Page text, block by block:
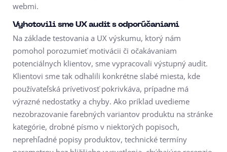
webmi.
Vyhotovili sme UX audit s odporúčaniami
Na základe testovania a UX výskumu, ktorý nám
pomohol porozumieť motivácii či očakávaniam
potenciálnych klientov, sme vypracovali výstupný audit.
Klientovi sme tak odhalili konkrétne slabé miesta, kde
používateľská prívetivosť pokrivkáva, prípadne má
výrazné nedostatky a chyby. Ako príklad uvedieme
nezobrazovanie farebných variantov produktu na stránke
kategórie, drobné písmo v niektorých popisoch,
neprehľadné popisy produktov, technické termíny